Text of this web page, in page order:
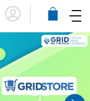
Lihat
Menu